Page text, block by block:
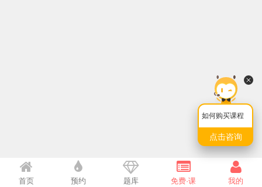
如何购买课程
点击咨询
首页 预约 题库 免费·课 我的